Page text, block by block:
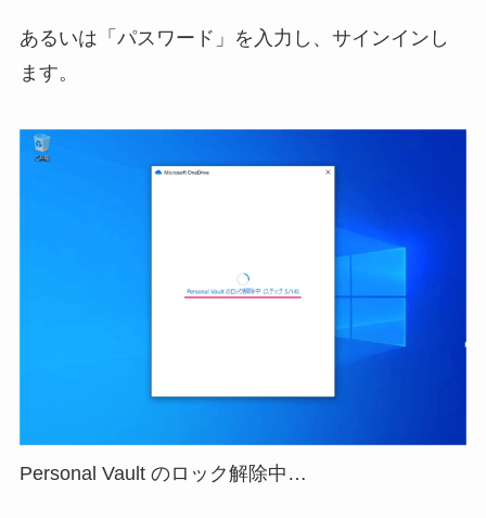
あるいは「パスワード」を入力し、サインインし
ます。
Personal Vault のロック解除中…